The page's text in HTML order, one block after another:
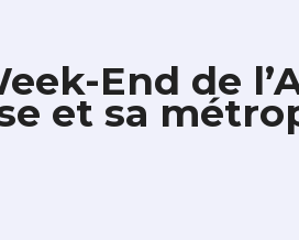
End de
et sa